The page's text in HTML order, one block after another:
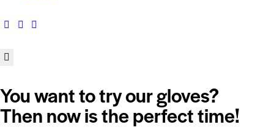
GOLFERS
You want to try our gloves?
Then now is the perfect time!